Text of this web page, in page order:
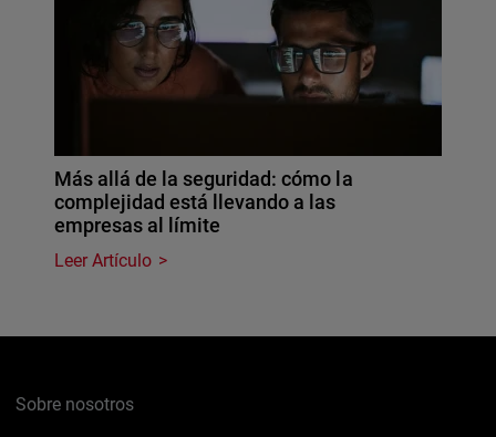
Más allá de la seguridad: cómo la
complejidad está llevando a las
empresas al límite
Leer Artículo
Sobre nosotros